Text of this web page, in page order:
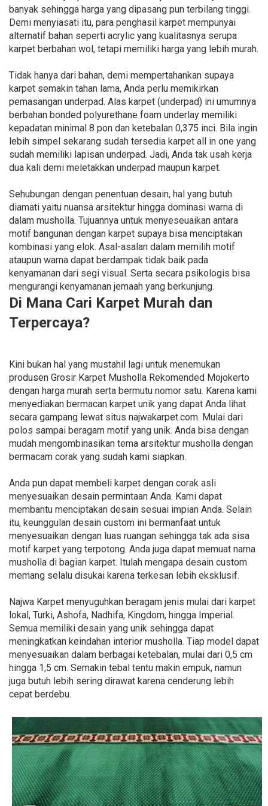
banyak sehingga harga yang dipasang pun terbilang tinggi.
Demi menyiasati itu, para penghasil karpet mempunyai
alternatif bahan seperti acrylic yang kualitasnya serupa
karpet berbahan wol, tetapi memiliki harga yang lebih murah.
Tidak hanya dari bahan, demi mempertahankan supaya
karpet semakin tahan lama, Anda perlu memikirkan
pemasangan underpad. Alas karpet (underpad) ini umumnya
berbahan bonded polyurethane foam underlay memiliki
kepadatan minimal 8 pon dan ketebalan 0,375 inci. Bila ingin
lebih simpel sekarang sudah tersedia karpet all in one yang
sudah memiliki lapisan underpad. Jadi, Anda tak usah kerja
dua kali demi meletakkan underpad maupun karpet.
Sehubungan dengan penentuan desain, hal yang butuh
diamati yaitu nuansa arsitektur hingga dominasi warna di
dalam musholla. Tujuannya untuk menyeseuaikan antara
motif bangunan dengan karpet supaya bisa menciptakan
kombinasi yang elok. Asal-asalan dalam memilih motif
ataupun warna dapat berdampak tidak baik pada
kenyamanan dari segi visual. Serta secara psikologis bisa
mengurangi kenyamanan jemaah yang berkunjung.
Di Mana Cari Karpet Murah dan
Terpercaya?
Kini bukan hal yang mustahil lagi untuk menemukan
produsen Grosir Karpet Musholla Rekomended Mojokerto
dengan harga murah serta bermutu nomor satu. Karena kami
menyediakan bermacan karpet unik yang dapat Anda lihat
secara gampang lewat situs najwakarpet.com. Mulai dari
polos sampai beragam motif yang unik. Anda bisa dengan
mudah mengombinasikan tema arsitektur musholla dengan
bermacam corak yang sudah kami siapkan.
Anda pun dapat membeli karpet dengan corak asli
menyesuaikan desain permintaan Anda. Kami dapat
membantu menciptakan desain sesuai impian Anda. Selain
itu, keunggulan desain custom ini bermanfaat untuk
menyesuaikan dengan luas ruangan sehingga tak ada sisa
motif karpet yang terpotong. Anda juga dapat memuat nama
musholla di bagian karpet. Itulah mengapa desain custom
memang selalu disukai karena terkesan lebih eksklusif.
Najwa Karpet menyuguhkan beragam jenis mulai dari karpet
lokal, Turki, Ashofa, Nadhifa, Kingdom, hingga Imperial.
Semua memiliki desain yang unik sehingga dapat
meningkatkan keindahan interior musholla. Tiap model dapat
menyesuaikan dalam berbagai ketebalan, mulai dari 0,5 cm
hingga 1,5 cm. Semakin tebal tentu makin empuk, namun
juga butuh lebih sering dirawat karena cenderung lebih
cepat berdebu.